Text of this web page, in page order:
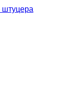
штуцера